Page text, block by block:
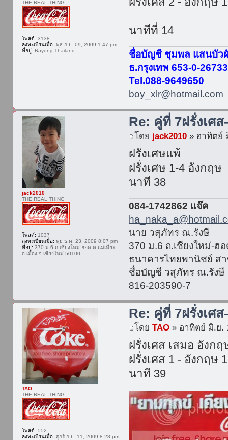
นาทีที่ 14
ชื่อบัญชี ชุมพล แสนบัว
ธ.กรุงเทพ 653-0-
Tel.088-9649650
boy_xlr@hotmail.com
THE REAL THING
โพสต์: 3138
ลงทะเบียนเมื่อ: พุธ ก.ย. 09, 2009 1:47 pm
ที่อยู่: Rayong Thailand
Re: คู่ที่ 7ฝรั่งเศ
โดย jack2010 » อาทิตย์
ฝรั่งเศษแพ้
ฝรั่งเศษ 1-4 อังกฤษ
นาที 38
084-1742862 แจ๊ค
นาย วสุภัทร ณ.รังษี
370 ม.6 ถ.เชียงใหม่-ฮ
ธนาคารไทยพานิชย์ ส
ชื่อบัญชี วสุภัทร ณ.รังษี
816-203590-7
jack2010
THE REAL THING
โพสต์: 1037
ลงทะเบียนเมื่อ: พุธ ธ.ค. 23, 2009 8:07 pm
ที่อยู่: 370 ม.6 ถ.เชียงใหม่-ฮอด ต.แม่เหียะ
อ.เมือง จ.เชียงใหม่ 50100
Re: คู่ที่ 7ฝรั่งเศ
โดยTAO » อาทิตย์ มิ.ย.
ฝรั่งเศส เสมอ อังกฤ
ฝรั่งเศส 1 - อังกฤษ 1
นาที 39
TAO
THE REAL THING
โพสต์: 552
ลงทะเบียนเมื่อ: ศุกร์ ก.ย. 11, 2009 8:28 pm